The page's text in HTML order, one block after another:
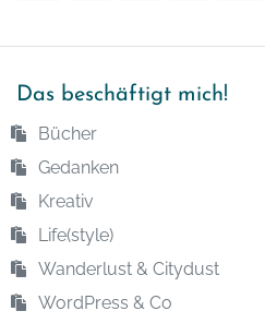
Das beschäftigt mich!
Bücher
Gedanken
Kreativ
Life(style)
Wanderlust & Citydust
WordPress & Co